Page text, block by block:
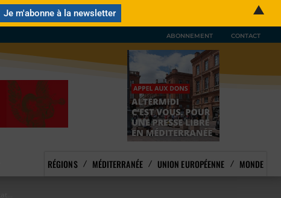
ABONNEMENT CONTACT
RÉGIONS MÉDITERRANÉE UNION EUROPÉENNE MONDE
▲